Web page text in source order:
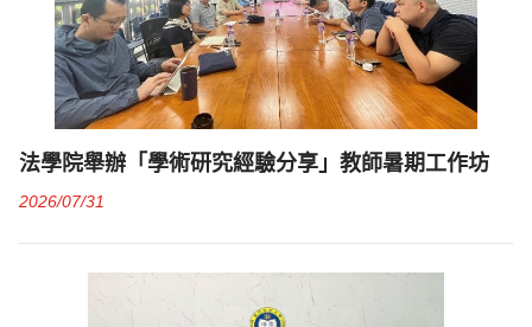
法學院舉辦「學術研究經驗分享」教師暑期工作坊
2026/07/31